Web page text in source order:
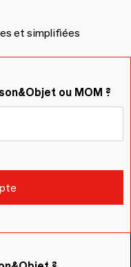
et simplifiées
ou MOM ?